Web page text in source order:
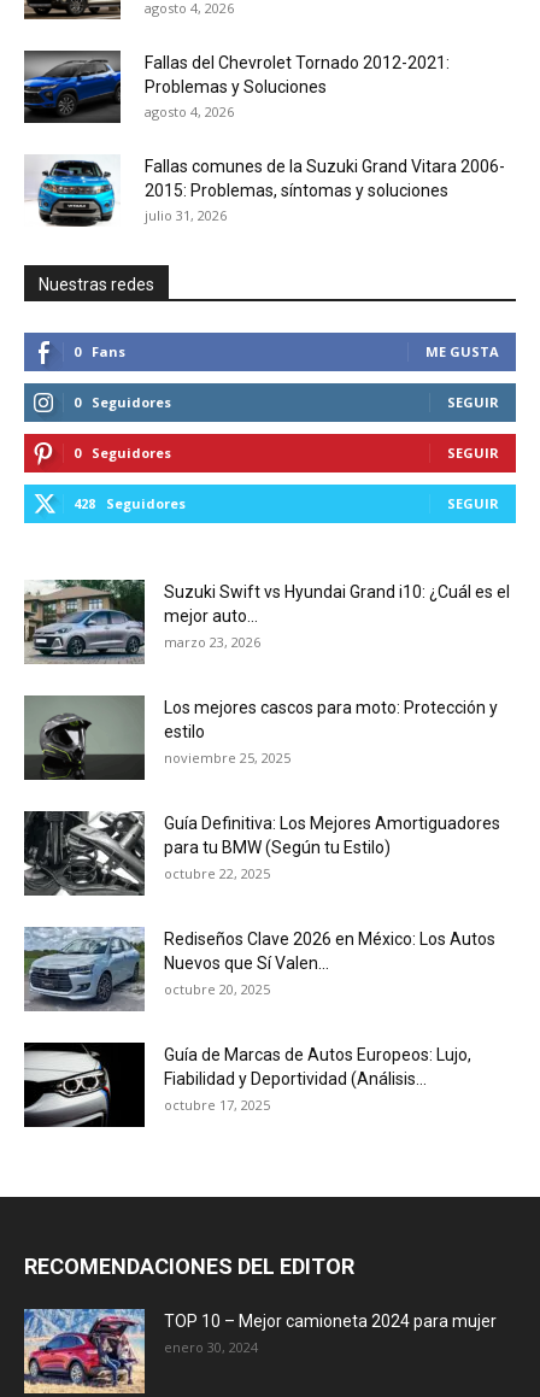
agosto 4, 2026
Fallas del Chevrolet Tornado 2012-2021:
Problemas y Soluciones
agosto 4, 2026
Fallas comunes de la Suzuki Grand Vitara 2006-
2015: Problemas, síntomas y soluciones
julio 31, 2026
Nuestras redes
0 Fans ME GUSTA
0 Seguidores SEGUIR
0 Seguidores SEGUIR
428 Seguidores SEGUIR
Suzuki Swift vs Hyundai Grand i10: ¿Cuál es el
mejor auto...
marzo 23, 2026
Los mejores cascos para moto: Protección y
estilo
noviembre 25, 2025
Guía Definitiva: Los Mejores Amortiguadores
para tu BMW (Según tu Estilo)
octubre 22, 2025
Rediseños Clave 2026 en México: Los Autos
Nuevos que Sí Valen...
octubre 20, 2025
Guía de Marcas de Autos Europeos: Lujo,
Fiabilidad y Deportividad (Análisis...
octubre 17, 2025
RECOMENDACIONES DEL EDITOR
TOP 10 – Mejor camioneta 2024 para mujer
enero 30, 2024